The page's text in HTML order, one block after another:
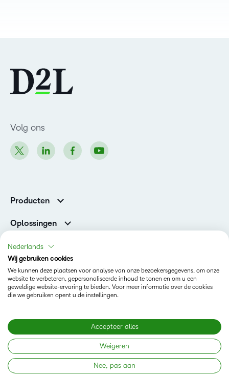
Volg ons
Producten
Diensten en ondersteuning
Oplossingen
Investor Relations
Copyright © 2026 D2L Corporation. All rights reserved.
Toestand
Privacy op D2L.com
Nederlands
Wij gebruiken cookies
We kunnen deze plaatsen voor analyse van onze bezoekersgegevens, om onze
website te verbeteren, gepersonaliseerde inhoud te tonen en om u een
geweldige website-ervaring te bieden. Voor meer informatie over de cookies
die we gebruiken opent u de instellingen.
Accepteer alles
Weigeren
Nee, pas aan